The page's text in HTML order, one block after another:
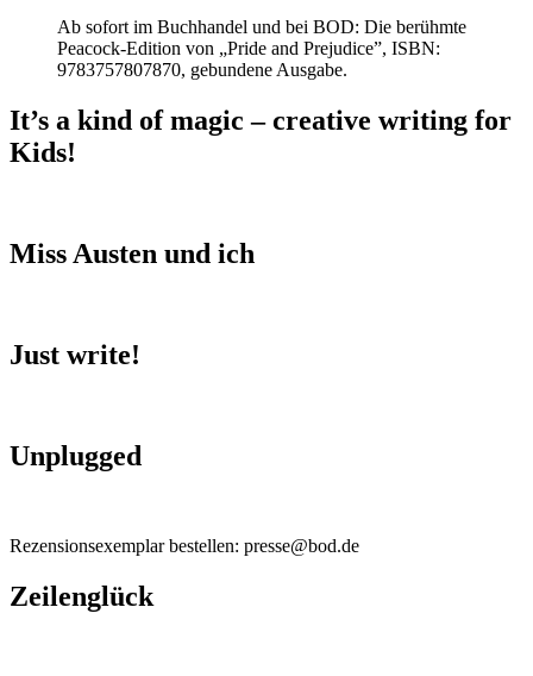
Ab sofort im Buchhandel und bei BOD: Die berühmte
Peacock-Edition von „Pride and Prejudice”, ISBN:
9783757807870, gebundene Ausgabe.
It’s a kind of magic – creative writing for
Kids!
Miss Austen und ich
Just write!
Unplugged
Rezensionsexemplar bestellen: presse@bod.de
Zeilenglück